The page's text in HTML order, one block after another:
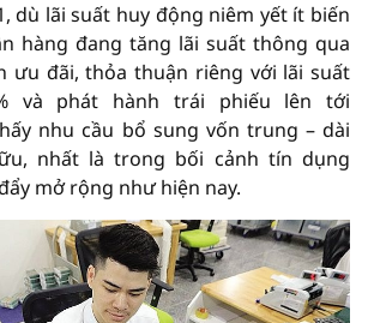
dù lãi suất huy động niêm yết ít biến
hàng đang tăng lãi suất thông qua
ưu đãi, thỏa thuận riêng với lãi suất
và phát hành trái phiếu lên tới
nhu cầu bổ sung vốn trung – dài
nhất là trong bối cảnh tín dụng
mở rộng như hiện nay.